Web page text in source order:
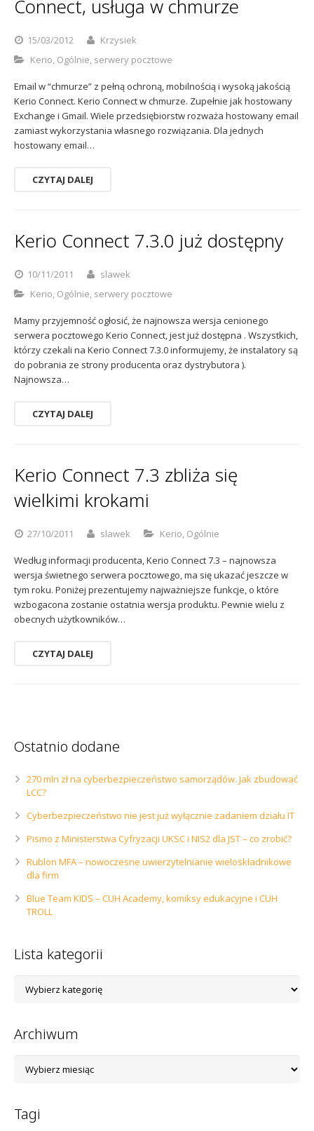
Connect, usługa w chmurze
15/03/2012
Krzysiek
Kerio, Ogólnie, serwery pocztowe
Email w “chmurze” z pełną ochroną, mobilnością i wysoką jakością
Kerio Connect. Kerio Connect w chmurze. Zupełnie jak hostowany
Exchange i Gmail. Wiele przedsiębiorstw rozważa hostowany email
zamiast wykorzystania własnego rozwiązania. Dla jednych
hostowany email…
CZYTAJ DALEJ
Kerio Connect 7.3.0 już dostępny
10/11/2011
slawek
Kerio, Ogólnie, serwery pocztowe
Mamy przyjemność ogłosić, że najnowsza wersja cenionego
serwera pocztowego Kerio Connect, jest już dostępna . Wszystkich,
którzy czekali na Kerio Connect 7.3.0 informujemy, że instalatory są
do pobrania ze strony producenta oraz dystrybutora ).
Najnowsza…
CZYTAJ DALEJ
Kerio Connect 7.3 zbliża się
wielkimi krokami
27/10/2011 slawek Kerio, Ogólnie
Według informacji producenta, Kerio Connect 7.3 – najnowsza
wersja świetnego serwera pocztowego, ma się ukazać jeszcze w
tym roku. Poniżej prezentujemy najważniejsze funkcje, o które
wzbogacona zostanie ostatnia wersja produktu. Pewnie wielu z
obecnych użytkowników…
CZYTAJ DALEJ
Ostatnio dodane
270 mln zł na cyberbezpieczeństwo samorządów. Jak zbudować
LCC?
Cyberbezpieczeństwo nie jest już wyłącznie zadaniem działu IT
Pismo z Ministerstwa Cyfryzacji UKSC i NIS2 dla JST – co zrobić?
Rublon MFA – nowoczesne uwierzytelnianie wieloskładnikowe
dla firm
Blue Team KIDS – CUH Academy, komiksy edukacyjne i CUH
TROLL
Lista kategorii
kategorii
Archiwum
Tagi